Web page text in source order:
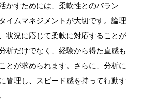
かすためには、柔軟性とのバラン
イムマネジメントが大切です。論理
状況に応じて柔軟に対応することが
析だけでなく、経験から得た直感も
とが求められます。さらに、分析に
管理し、スピード感を持って行動す